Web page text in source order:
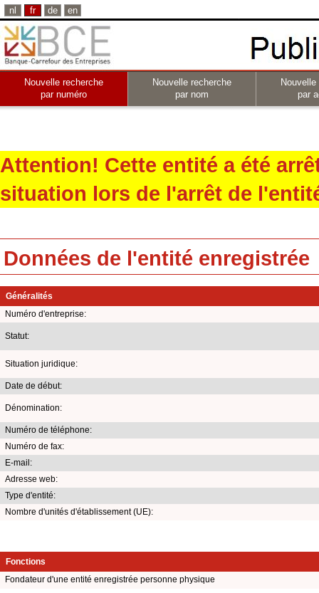
nl fr de en
Nouvelle recherche
par numéro
Nouvelle recherche
par nom
par
Attention! Cette entité a été
situation lors de l'arrêt de
Données de l'entité enregistrée
Généralités
Numéro d'entreprise:
Statut:
Situation juridique:
Date de début:
Dénomination:
Numéro de téléphone:
Numéro de fax:
E-mail:
Adresse web:
Type d'entité:
Nombre d'unités d'établissement (UE):
Fonctions
Fondateur d'une entité enregistrée personne physique